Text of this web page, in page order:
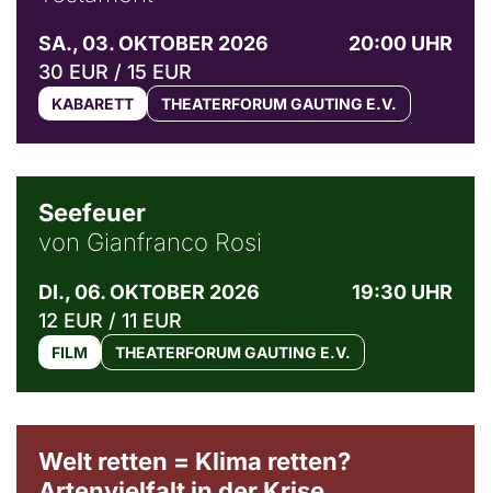
SA., 03. OKTOBER 2026
20:00 UHR
30 EUR / 15 EUR
KABARETT THEATERFORUM GAUTING E.V.
Seefeuer
von Gianfranco Rosi
DI., 06. OKTOBER 2026
19:30 UHR
12 EUR / 11 EUR
FILM THEATERFORUM GAUTING E.V.
Welt retten = Klima retten?